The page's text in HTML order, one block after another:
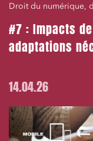
Droit du numérique,
#7 : Impacts
adaptations
14.04.26